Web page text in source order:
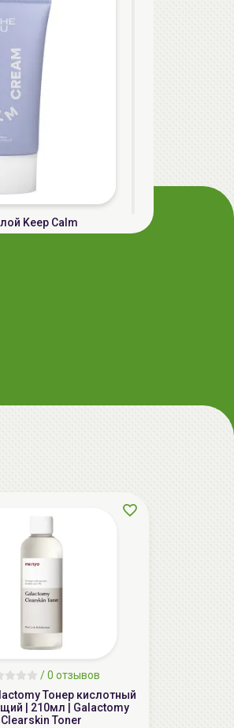
Keep Calm
энзимная
-52%
/0 отзывов
Тонер кислотный
| 210мл | Galactomy
Clearskin Toner